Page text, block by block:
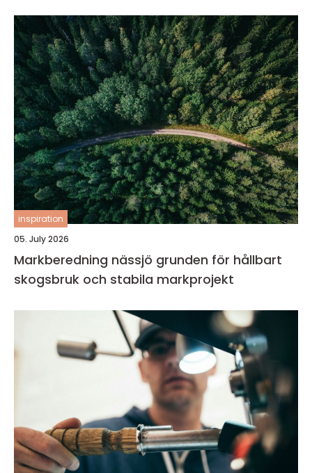
inspiration
05. July 2026
Markberedning nässjö grunden för hållbart
skogsbruk och stabila markprojekt